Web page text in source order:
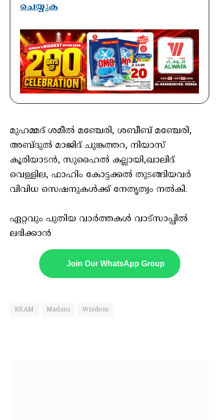
ചെയ്യുക
മുഹമ്മദ് ശമീൽ മഞ്ചേരി, ശബീബ് മഞ്ചേരി,
അബ്ദുൽ മാജിദ് ചുങ്കത്തറ, നിയാസ്
കൂരിയാടൻ, സുഹൈൽ കല്ലായി,ഖാലിദ്
വെള്ളില, ഫാഹിം കോട്ടക്കൽ തുടങ്ങിയവർ
വിവിധ സെഷനുകൾക്ക് നേതൃത്വം നൽകി.
ഏറ്റവും പുതിയ വാർത്തകൾ വാട്സാപ്പിൽ
ലഭിക്കാൻ
Join Our WhatsApp Group
KEAM Madani Wisdom